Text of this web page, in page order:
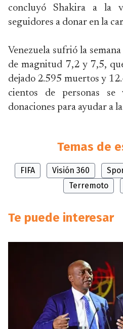
concluyó Shakira a la
seguidores a donar en la
Venezuela sufrió la
de magnitud 7,2 y 7,5,
dejado 2.595 muertos y
cientos de personas se
donaciones para ayudar a
Temas de
FIFA Visión 360
Terremoto
Te puede interesar